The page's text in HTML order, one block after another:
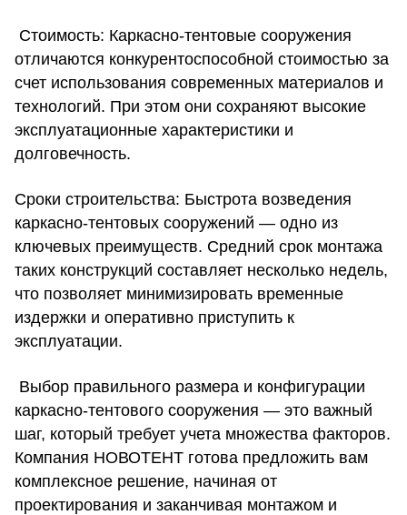
Стоимость: Каркасно-тентовые сооружения
отличаются конкурентоспособной стоимостью за
счет использования современных материалов и
технологий. При этом они сохраняют высокие
эксплуатационные характеристики и
долговечность.
Сроки строительства: Быстрота возведения
каркасно-тентовых сооружений — одно из
ключевых преимуществ. Средний срок монтажа
таких конструкций составляет несколько недель,
что позволяет минимизировать временные
издержки и оперативно приступить к
эксплуатации.
Выбор правильного размера и конфигурации
каркасно-тентового сооружения — это важный
шаг, который требует учета множества факторов.
Компания НОВОТЕНТ готова предложить вам
комплексное решение, начиная от
проектирования и заканчивая монтажом и